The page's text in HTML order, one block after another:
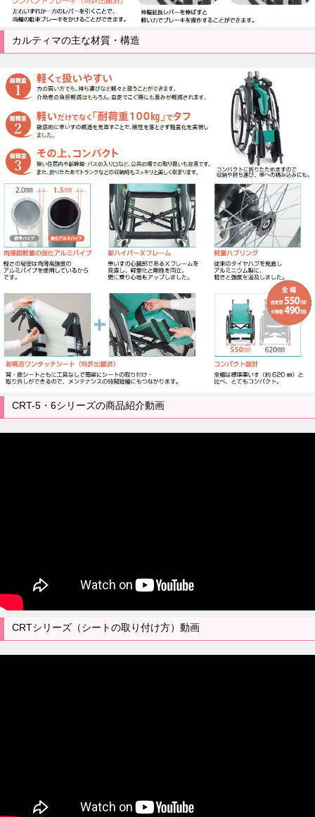
カルティマの主な材質・構造
CRT-5・6シリーズの商品紹介動画
CRTシリーズ（シートの取り付け方）動画